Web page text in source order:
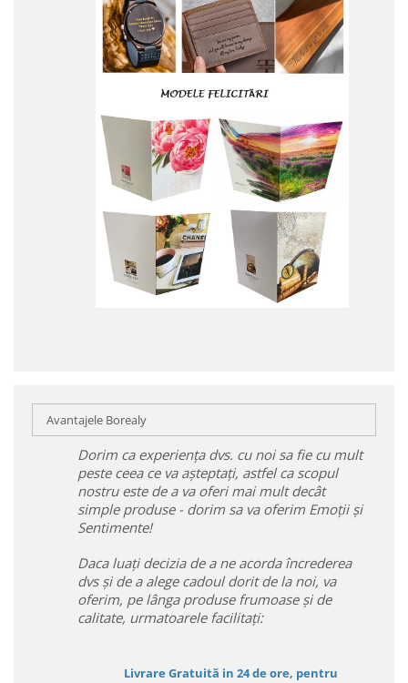
Avantajele Borealy
Dorim ca experiența dvs. cu noi sa fie cu mult
peste ceea ce va așteptați, astfel ca scopul
nostru este de a va oferi mai mult decât
simple produse - dorim sa va oferim Emoții și
Sentimente!
Daca luați decizia de a ne acorda încrederea
dvs și de a alege cadoul dorit de la noi, va
oferim, pe lânga produse frumoase și de
calitate, urmatoarele facilitați:
Livrare Gratuită in 24 de ore, pentru